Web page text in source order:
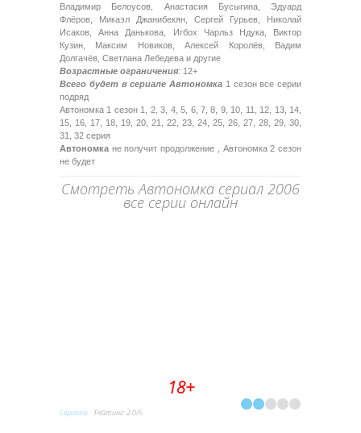
Владимир Белоусов, Анастасия Бусыгина, Эдуард
Флёров, Микаэл Джанибекян, Сергей Гурьев, Николай
Исаков, Анна Данькова, Игбох Чарльз Ндука, Виктор
Кузин, Максим Новиков, Алексей Королёв, Вадим
Долгачёв, Светлана Лебедева и другие
Возрастные ограничения: 12+
Всего будет в сериале Автономка 1 сезон все серии
подряд
Автономка 1 сезон 1, 2, 3, 4, 5, 6, 7, 8, 9, 10, 11, 12, 13, 14,
15, 16, 17, 18, 19, 20, 21, 22, 23, 24, 25, 26, 27, 28, 29, 30,
31, 32 серия
Автономка не получит продолжение , Автономка 2 сезон
не будет
Смотреть Автономка сериал 2006
все серии онлайн
18+
Сериалы Рейтинг:2.0/5